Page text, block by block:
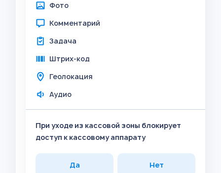
Фото
Комментарий
Задача
Штрих-код
Геолокация
Аудио
При уходе из кассовой зоны блокирует
доступ к кассовому аппарату
Да Нет